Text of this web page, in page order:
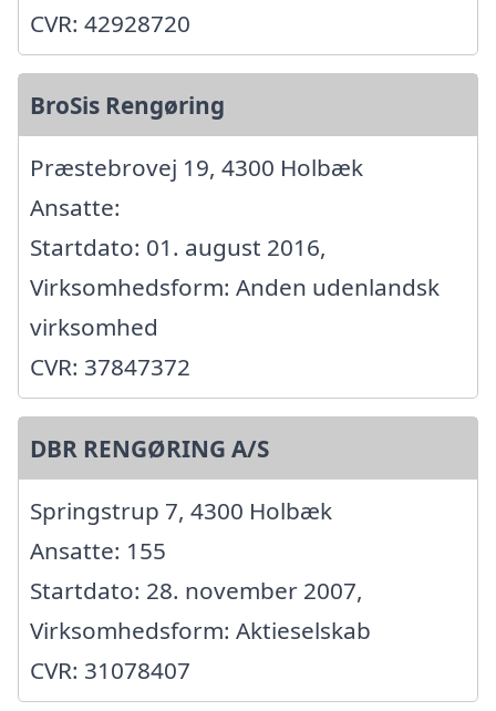
CVR: 42928720
BroSis Rengøring
Præstebrovej 19, 4300 Holbæk
Ansatte:
Startdato: 01. august 2016,
Virksomhedsform: Anden udenlandsk
virksomhed
CVR: 37847372
DBR RENGØRING A/S
Springstrup 7, 4300 Holbæk
Ansatte: 155
Startdato: 28. november 2007,
Virksomhedsform: Aktieselskab
CVR: 31078407